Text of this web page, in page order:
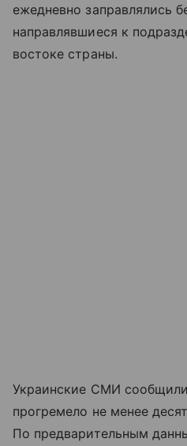
ежедневно заправлялись
направлявшиеся к
востоке страны.
Украинские СМИ
прогремело не менее
По предварительным